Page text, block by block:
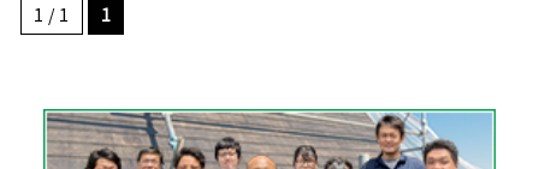
1 / 1 1